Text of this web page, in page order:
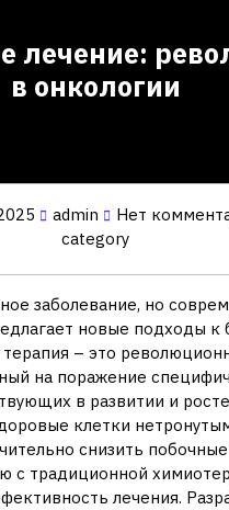
лечение:
в онкологии
admin Нет
category
заболевание‚ но
новые подходы к
терапия – это
на поражение
в развитии и росте
клетки
снизить
с традиционной
лечения.